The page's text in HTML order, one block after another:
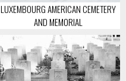
LUXEMBOURG AMERICAN CEMETERY
AND MEMORIAL